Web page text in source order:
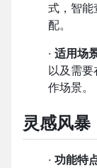
式，智能
配。
· 适用场
以及需
作场景。
灵感风暴
· 功能特